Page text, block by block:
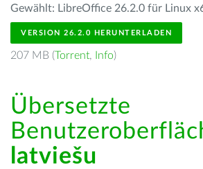
Gewählt: LibreOffice 26.2.0 für Linux
VERSION 26.2.0 HERUNTERLADEN
207 MB (Torrent, Info)
Übersetzte
latviešu